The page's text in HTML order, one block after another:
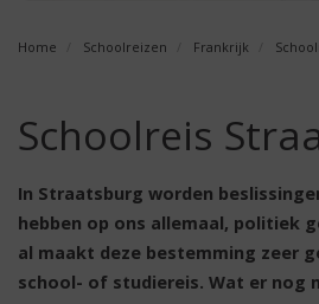
Home Schoolreizen Frankrijk
Schoolreis
In Straatsburg worden
hebben op ons allemaal, politiek
al maakt deze bestemming zeer
school- of studiereis. Wat er nog